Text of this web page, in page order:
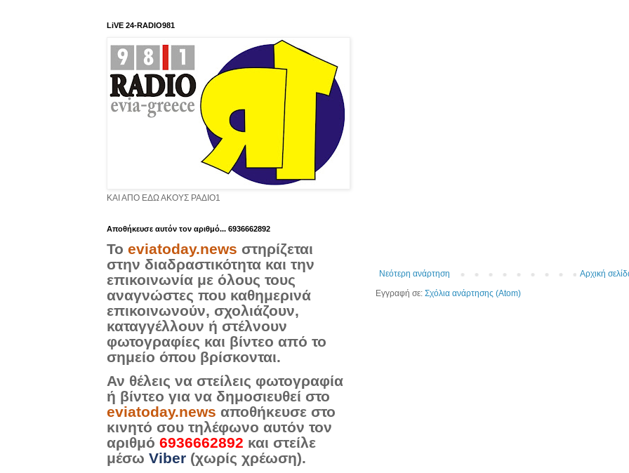
Νεότερη ανάρτηση
Αρχική
Εγγραφή σε: Σχόλια ανάρτησης (Atom)
LiVE 24-RADIO981
ΚΑΙ ΑΠΟ ΕΔΩ ΑΚΟΥΣ ΡΑΔΙΟ1
Aποθήκευσε αυτόν τον αριθμό... 6936662892
Το eviatoday.news στηρίζεται
στην διαδραστικότητα και την
επικοινωνία με όλους τους
αναγνώστες που καθημερινά
επικοινωνούν, σχολιάζουν,
καταγγέλλουν ή στέλνουν
φωτογραφίες και βίντεο από το
σημείο όπου βρίσκονται.
Αν θέλεις να στείλεις φωτογραφία
ή βίντεο για να δημοσιευθεί στο
eviatoday.news αποθήκευσε στο
κινητό σου τηλέφωνο αυτόν τον
αριθμό 6936662892 και στείλε
μέσω Viber (χωρίς χρέωση).